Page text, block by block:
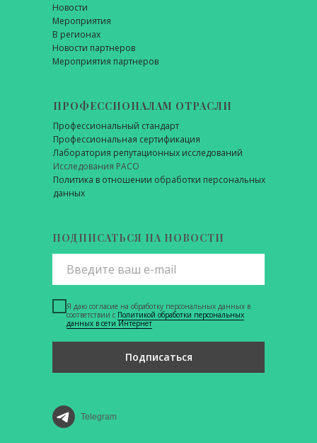
Новости
Мероприятия
В регионах
Новости партнеров
Мероприятия партнеров
ПРОФЕССИОНАЛАМ ОТРАСЛИ
Профессиональный стандарт
Профессиональная сертификация
Лаборатория репутационных исследований
Исследования РАСО
Политика в отношении обработки персональных
данных
Я даю согласие на обработку персональных данных в
соответствии с Политикой обработки персональных
данных в сети Интернет
Подписаться
Telegram
ПОДПИСАТЬСЯ НА НОВОСТИ